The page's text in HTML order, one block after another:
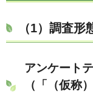
（1）調査形
アンケート
（「（仮称